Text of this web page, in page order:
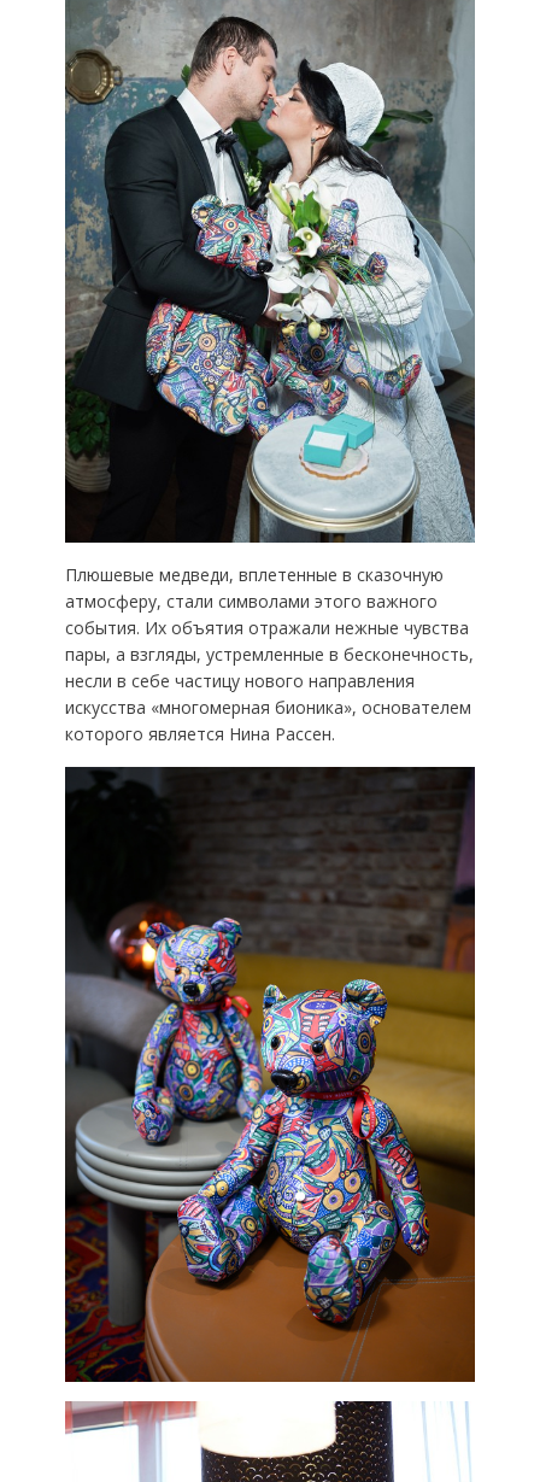
Плюшевые медведи, вплетенные в сказочную
атмосферу, стали символами этого важного
события. Их объятия отражали нежные чувства
пары, а взгляды, устремленные в бесконечность,
несли в себе частицу нового направления
искусства «многомерная бионика», основателем
которого является Нина Рассен.